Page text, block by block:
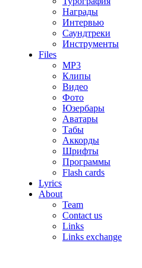
Награды
Интервью
Саундтреки
Инструменты
Files
MP3
Клипы
Видео
Фото
Юзербары
Аватары
Табы
Аккорды
Шрифты
Программы
Flash cards
Lyrics
About
Team
Contact us
Links
Links exchange